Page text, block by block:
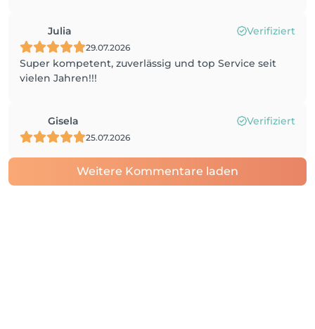
Julia Verifiziert
29.07.2026
Super kompetent, zuverlässig und top Service seit
vielen Jahren!!!
Gisela Verifiziert
25.07.2026
Weitere Kommentare laden